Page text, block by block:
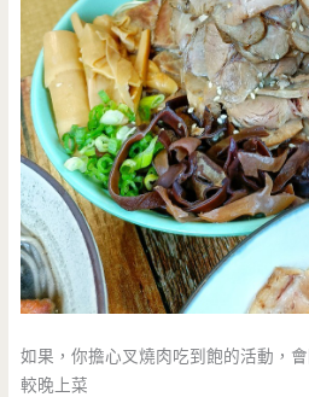
如果，你擔心叉燒肉吃到飽的活動，
較晚上菜